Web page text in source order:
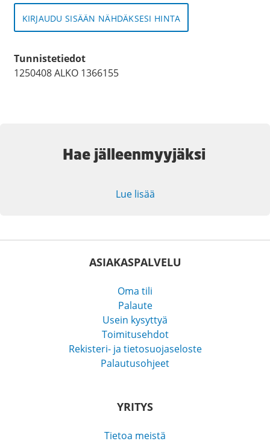
KIRJAUDU SISÄÄN NÄHDÄKSESI HINTA
Tunnistetiedot
1250408 ALKO 1366155
Hae jälleenmyyjäksi
Lue lisää
ASIAKASPALVELU
Oma tili
Palaute
Usein kysyttyä
Toimitusehdot
Rekisteri- ja tietosuojaseloste
Palautusohjeet
YRITYS
Tietoa meistä